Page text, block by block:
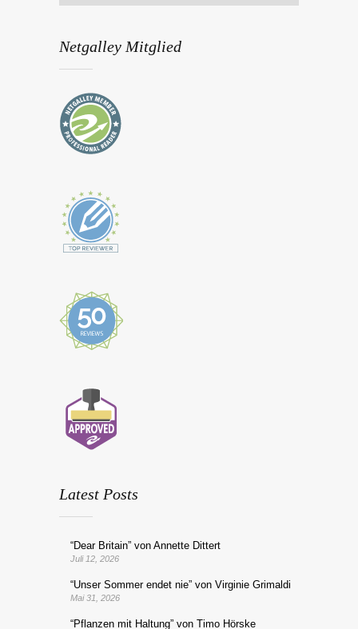
Netgalley Mitglied
Latest Posts
“Dear Britain” von Annette Dittert
Juli 12, 2026
“Unser Sommer endet nie” von Virginie Grimaldi
Mai 31, 2026
“Pflanzen mit Haltung” von Timo Hörske